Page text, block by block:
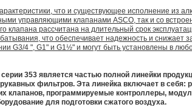
что и существующее исполнение из
управляющими клапанами ASCO, так и со
клапана рассчитана на длительный срок
что обеспечивает надежность и снижает
G3/4 ", G1" и G1½" и могут быть установлены в
353 является частью полной линейки
фильтров. Эта линейка включает в
клапанов, программируемые контроллеры,
для подготовки сжатого воздуха.